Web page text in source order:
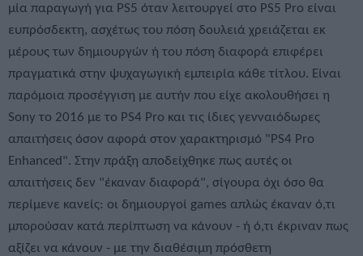
μία παραγωγή για PS5 όταν λειτουργεί στο PS5 Pro είναι
ευπρόσδεκτη, ασχέτως του πόση δουλειά χρειάζεται εκ
μέρους των δημιουργών ή του πόση διαφορά επιφέρει
πραγματικά στην ψυχαγωγική εμπειρία κάθε τίτλου. Είναι
παρόμοια προσέγγιση με αυτήν που είχε ακολουθήσει η
Sony το 2016 με το PS4 Pro και τις ίδιες γενναιόδωρες
απαιτήσεις όσον αφορά στον χαρακτηρισμό "PS4 Pro
Enhanced". Στην πράξη αποδείχθηκε πως αυτές οι
απαιτήσεις δεν "έκαναν διαφορά", σίγουρα όχι όσο θα
περίμενε κανείς: οι δημιουργοί games απλώς έκαναν ό,τι
μπορούσαν κατά περίπτωση να κάνουν - ή ό,τι έκριναν πως
αξίζει να κάνουν - με την διαθέσιμη πρόσθετη